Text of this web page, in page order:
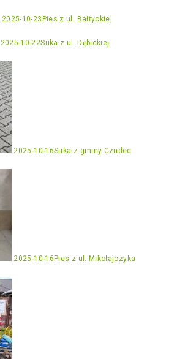
2025-10-23 Pies z ul. Bałtyckiej
2025-10-22Suka z ul. Dębickiej
2025-10-16Suka z gminy Czudec
2025-10-16 Pies z ul. Mikołajczyka